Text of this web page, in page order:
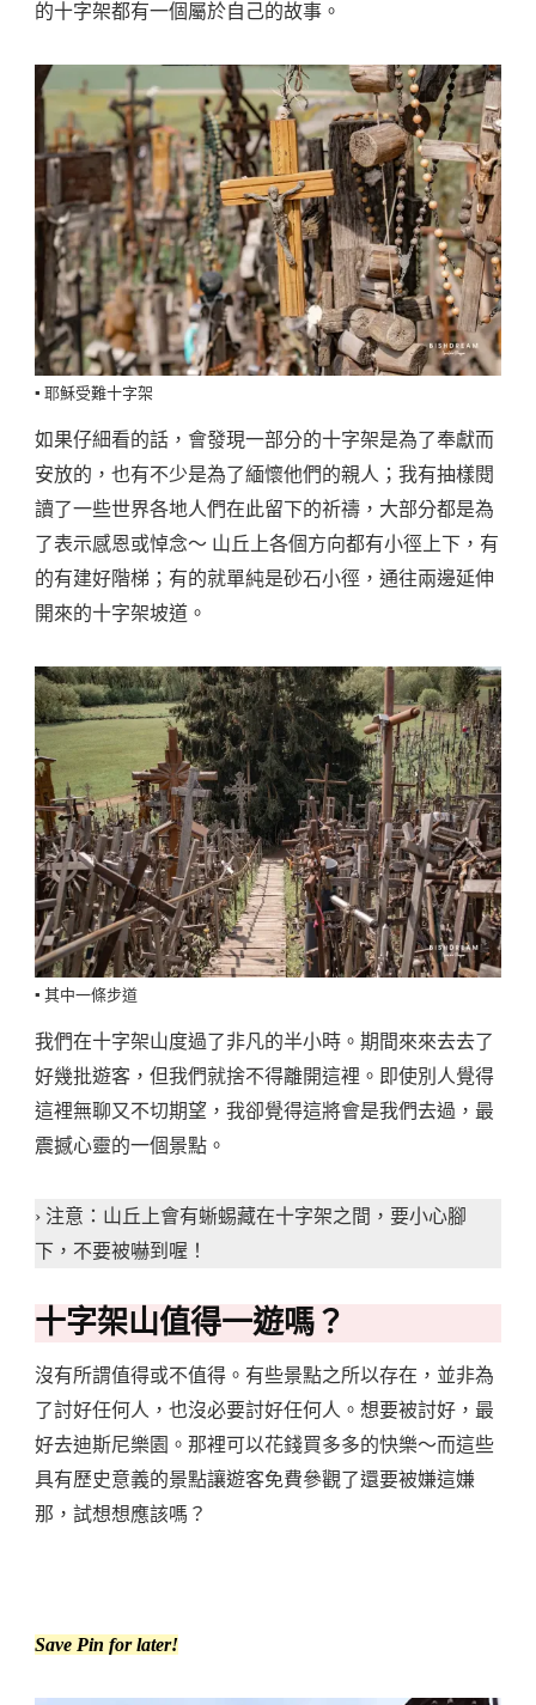
的十字架都有一個屬於自己的故事。
▪️ 耶穌受難十字架
如果仔細看的話，會發現一部分的十字架是為了奉獻而
安放的，也有不少是為了緬懷他們的親人；我有抽樣閱
讀了一些世界各地人們在此留下的祈禱，大部分都是為
了表示感恩或悼念～ 山丘上各個方向都有小徑上下，有
的有建好階梯；有的就單純是砂石小徑，通往兩邊延伸
開來的十字架坡道。
▪️ 其中一條步道
我們在十字架山度過了非凡的半小時。期間來來去去了
好幾批遊客，但我們就捨不得離開這裡。即使別人覺得
這裡無聊又不切期望，我卻覺得這將會是我們去過，最
震撼心靈的一個景點。
› 注意：山丘上會有蜥蜴藏在十字架之間，要小心腳
下，不要被嚇到喔！
十字架山值得一遊嗎？
沒有所謂值得或不值得。有些景點之所以存在，並非為
了討好任何人，也沒必要討好任何人。想要被討好，最
好去迪斯尼樂園。那裡可以花錢買多多的快樂～而這些
具有歷史意義的景點讓遊客免費參觀了還要被嫌這嫌
那，試想想應該嗎？
Save Pin for later!